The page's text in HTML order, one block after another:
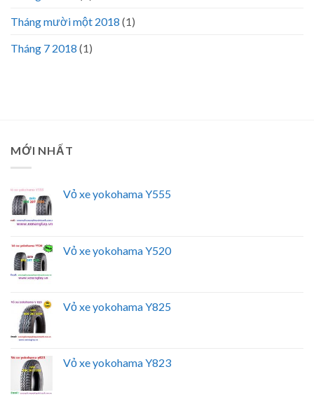
Tháng mười một 2018 (1)
Tháng 7 2018 (1)
MỚI NHẤT
Vỏ xe yokohama Y555
Vỏ xe yokohama Y520
Vỏ xe yokohama Y825
Vỏ xe yokohama Y823